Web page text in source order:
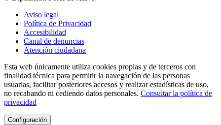
Aviso legal
Política de Privacidad
Accesibilidad
Canal de denuncias
Atención ciudadana
Esta web únicamente utiliza cookies propias y de terceros con
finalidad técnica para permitir la navegación de las personas
usuarias, facilitar posteriores accesos y realizar estadísticas de uso,
no recabando ni cediendo datos personales. Consultar la política de
privacidad
Configuración